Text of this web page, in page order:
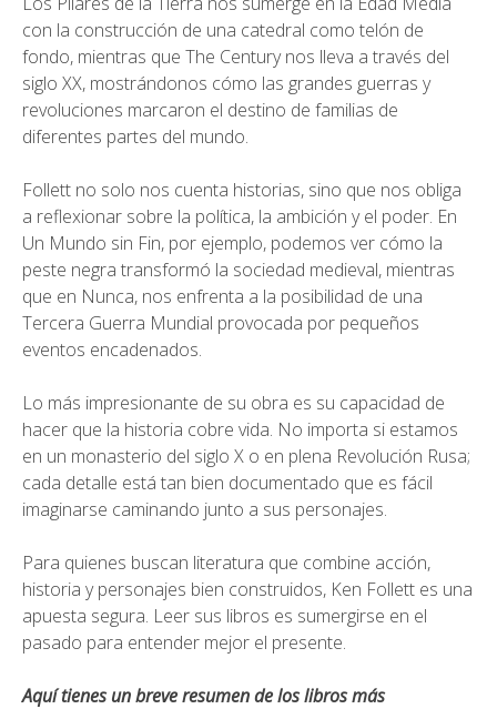
con la construcción de una catedral como telón de
fondo, mientras que The Century nos lleva a través del
siglo XX, mostrándonos cómo las grandes guerras y
revoluciones marcaron el destino de familias de
diferentes partes del mundo.
Follett no solo nos cuenta historias, sino que nos obliga
a reflexionar sobre la política, la ambición y el poder. En
Un Mundo sin Fin, por ejemplo, podemos ver cómo la
peste negra transformó la sociedad medieval, mientras
que en Nunca, nos enfrenta a la posibilidad de una
Tercera Guerra Mundial provocada por pequeños
eventos encadenados.
Lo más impresionante de su obra es su capacidad de
hacer que la historia cobre vida. No importa si estamos
en un monasterio del siglo X o en plena Revolución Rusa;
cada detalle está tan bien documentado que es fácil
imaginarse caminando junto a sus personajes.
Para quienes buscan literatura que combine acción,
historia y personajes bien construidos, Ken Follett es una
apuesta segura. Leer sus libros es sumergirse en el
pasado para entender mejor el presente.
Aquí tienes un breve resumen de los libros más